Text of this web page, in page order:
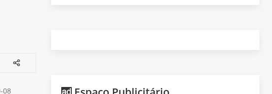
08